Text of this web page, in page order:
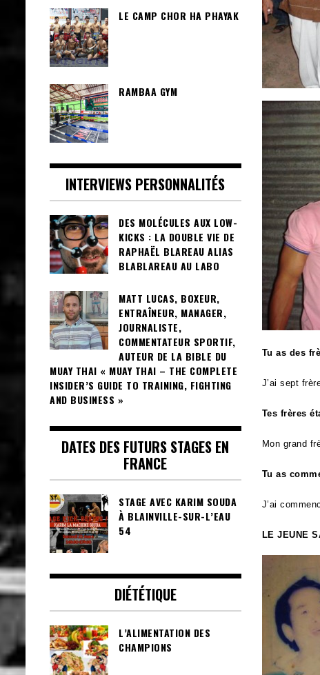
Tu as des
J’ai sept
Tes frères
Mon grand
Tu as
J’ai
LE JEUNE
LE CAMP CHOR HA PHAYAK
RAMBAA GYM
INTERVIEWS PERSONNALITÉS
DES MOLÉCULES AUX LOW-
KICKS : LA DOUBLE VIE DE
RAPHAËL BLAREAU ALIAS
BLABLAREAU AU LABO
MATT LUCAS, BOXEUR,
ENTRAÎNEUR, MANAGER,
JOURNALISTE,
COMMENTATEUR SPORTIF,
AUTEUR DE LA BIBLE DU
MUAY THAI « MUAY THAI – THE COMPLETE
INSIDER’S GUIDE TO TRAINING, FIGHTING
AND BUSINESS »
DATES DES FUTURS STAGES EN
FRANCE
STAGE AVEC KARIM SOUDA
À BLAINVILLE-SUR-L’EAU
54
DIÉTÉTIQUE
L’ALIMENTATION DES
CHAMPIONS